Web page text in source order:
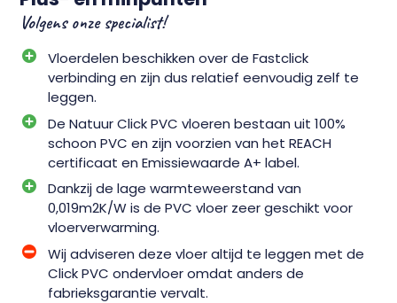
Volgens onze specialist!
Vloerdelen beschikken over de Fastclick
verbinding en zijn dus relatief eenvoudig zelf te
leggen.
De Natuur Click PVC vloeren bestaan uit 100%
schoon PVC en zijn voorzien van het REACH
certificaat en Emissiewaarde A+ label.
Dankzij de lage warmteweerstand van
0,019m2K/W is de PVC vloer zeer geschikt voor
vloerverwarming.
Wij adviseren deze vloer altijd te leggen met de
Click PVC ondervloer omdat anders de
fabrieksgarantie vervalt.